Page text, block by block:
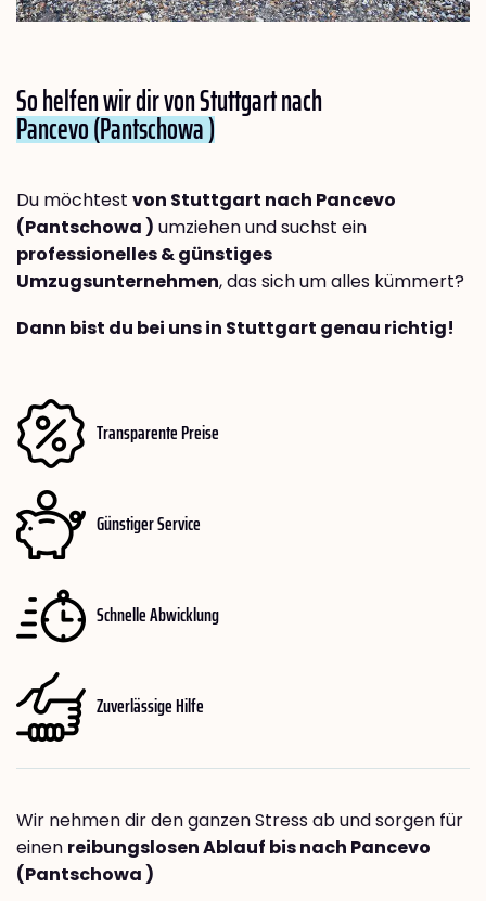
So helfen wir dir von Stuttgart nach
Pancevo (Pantschowa )
Du möchtest von Stuttgart nach Pancevo
(Pantschowa ) umziehen und suchst ein
professionelles & günstiges
Umzugsunternehmen, das sich um alles kümmert?
Dann bist du bei uns in Stuttgart genau richtig!
Transparente Preise
Günstiger Service
Schnelle Abwicklung
Zuverlässige Hilfe
Wir nehmen dir den ganzen Stress ab und sorgen für
einen reibungslosen Ablauf bis nach Pancevo
(Pantschowa )